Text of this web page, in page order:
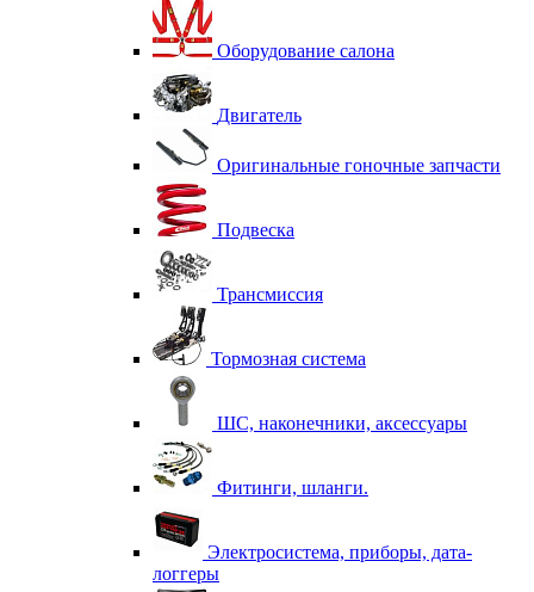
Оборудование салона
Двигатель
Оригинальные гоночные запчасти
Подвеска
Трансмиссия
Тормозная система
ШС, наконечники, аксессуары
Фитинги, шланги.
Электросистема, приборы, дата-
логгеры